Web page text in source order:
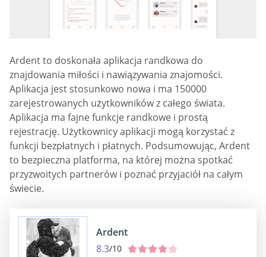
Ardent to doskonała aplikacja randkowa do
znajdowania miłości i nawiązywania znajomości.
Aplikacja jest stosunkowo nowa i ma 150000
zarejestrowanych użytkowników z całego świata.
Aplikacja ma fajne funkcje randkowe i prostą
rejestrację. Użytkownicy aplikacji mogą korzystać z
funkcji bezpłatnych i płatnych. Podsumowując, Ardent
to bezpieczna platforma, na której można spotkać
przyzwoitych partnerów i poznać przyjaciół na całym
świecie.
Ardent
8.3/10